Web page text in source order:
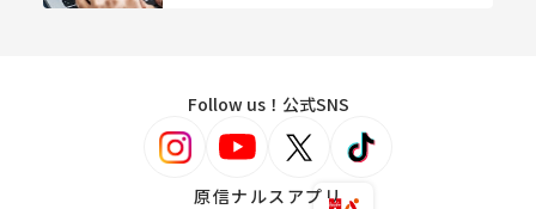
Follow us！公式SNS
原信ナルスアプリ